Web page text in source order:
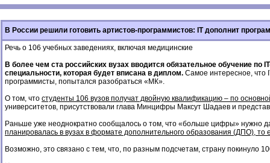
В России решили готовить артистов-программистов: IT дополнит
Речь о 106 учебных заведениях, включая медицинские
В более чем ста российских вузах вводится обязательное обучение по
специальности, которая будет вписана в диплом. Самое интересное, что
программисты, попытался разобраться «МК».
О том, что студенты 106 вузов получат двойную квалификацию – по
университетов, присутствовали глава Минцифры Максут Шадаев и
Раньше уже неоднократно сообщалось о том, что «больше цифры» нужно
планировалась в вузах в формате дополнительного образования (ДПО), то
Возможно, это связано с тем, что, по разным подсчетам, страну покинуло